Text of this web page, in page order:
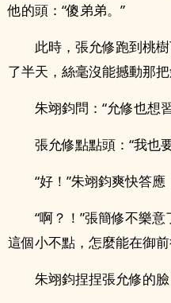
他的頭：“傻弟弟。”
此時，張允修跑到桃
了半天，絲毫沒能撼動那把
朱翊鈞問：“允修也想
張允修點點頭：“我也
“好！”朱翊鈞爽快答
“啊？！”張簡修不樂
這個小不點，怎麼能在御
朱翊鈞捏捏張允修的